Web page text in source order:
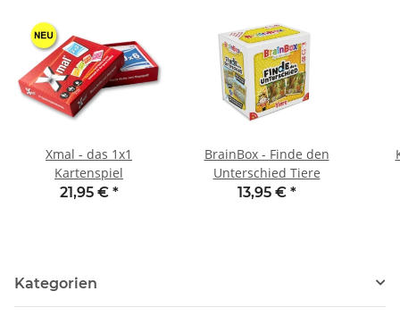
Xmal - das 1x1
Kartenspiel
21,95 € *
BrainBox - Finde den
Unterschied Tiere
13,95 € *
Kategorien